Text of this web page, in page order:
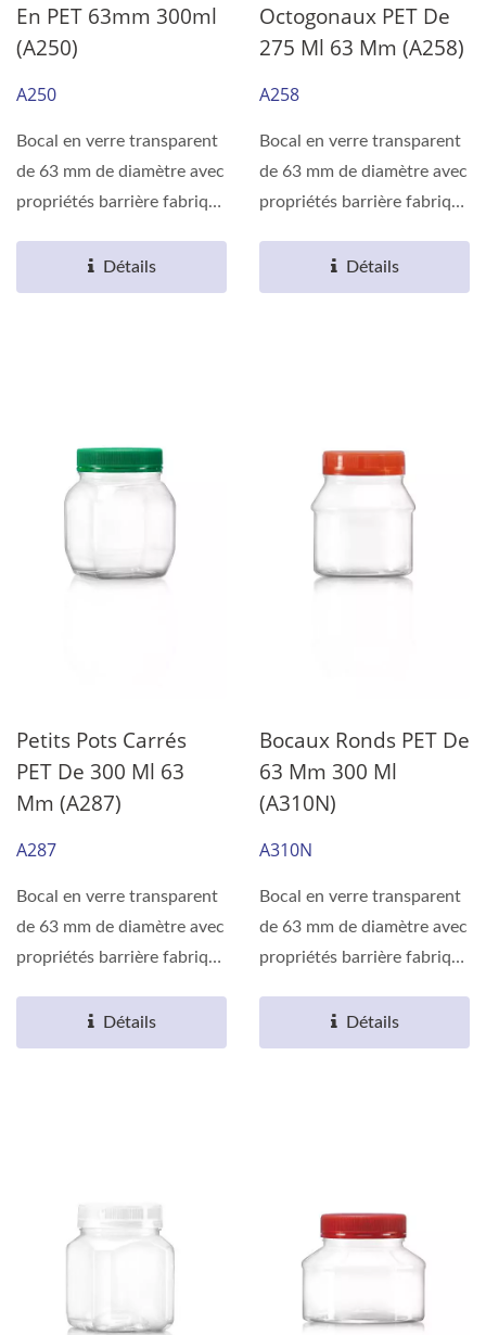
En PET 63mm 300ml
(A250)
A250
Bocal en verre transparent
de 63 mm de diamètre avec
propriétés barrière fabriqué
Détails
Octogonaux PET De
275 Ml 63 Mm (A258)
A258
Bocal en verre transparent
de 63 mm de diamètre avec
propriétés barrière fabriqué
Détails
Petits Pots Carrés
PET De 300 Ml 63
Mm (A287)
A287
Bocal en verre transparent
de 63 mm de diamètre avec
propriétés barrière fabriqué
Détails
Bocaux Ronds PET De
63 Mm 300 Ml
(A310N)
A310N
Bocal en verre transparent
de 63 mm de diamètre avec
propriétés barrière fabriqué
Détails